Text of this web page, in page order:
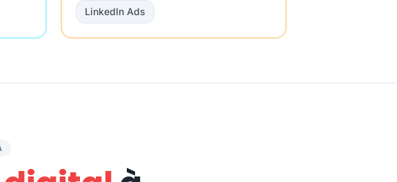
LinkedIn Ads